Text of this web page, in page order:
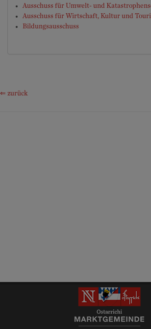
Ausschuss für Umwelt- und
Ausschuss für Wirtschaft, Kultur und
Bildungsausschuss
⇐ zurück